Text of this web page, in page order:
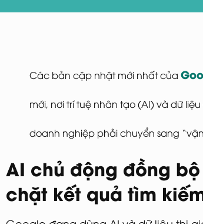
Các bản cập nhật mới nhất của
mới, nơi trí tuệ nhân tạo (AI) và dữ
doanh nghiệp phải chuyển sang
AI chủ động đồng
chặt kết quả tìm